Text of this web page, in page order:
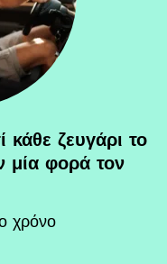
κάθε ζευγάρι το
μία φορά τον
χρόνο